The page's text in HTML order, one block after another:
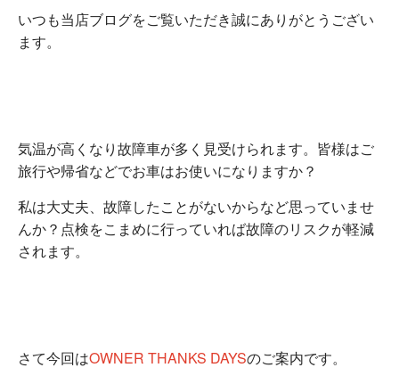
いつも当店ブログをご覧いただき誠にありがとうござい
ます。
気温が高くなり故障車が多く見受けられます。皆様はご
旅行や帰省などでお車はお使いになりますか？
私は大丈夫、故障したことがないからなど思っていませ
んか？点検をこまめに行っていれば故障のリスクが軽減
されます。
さて今回はOWNER THANKS DAYSのご案内です。